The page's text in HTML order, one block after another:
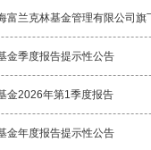
富兰克林基金管理有限公司
金季度报告提示性公告
金2026年第1季度报告
金年度报告提示性公告